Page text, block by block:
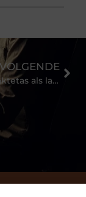
VOLGENDE
Een leren aktetas als laptoptas